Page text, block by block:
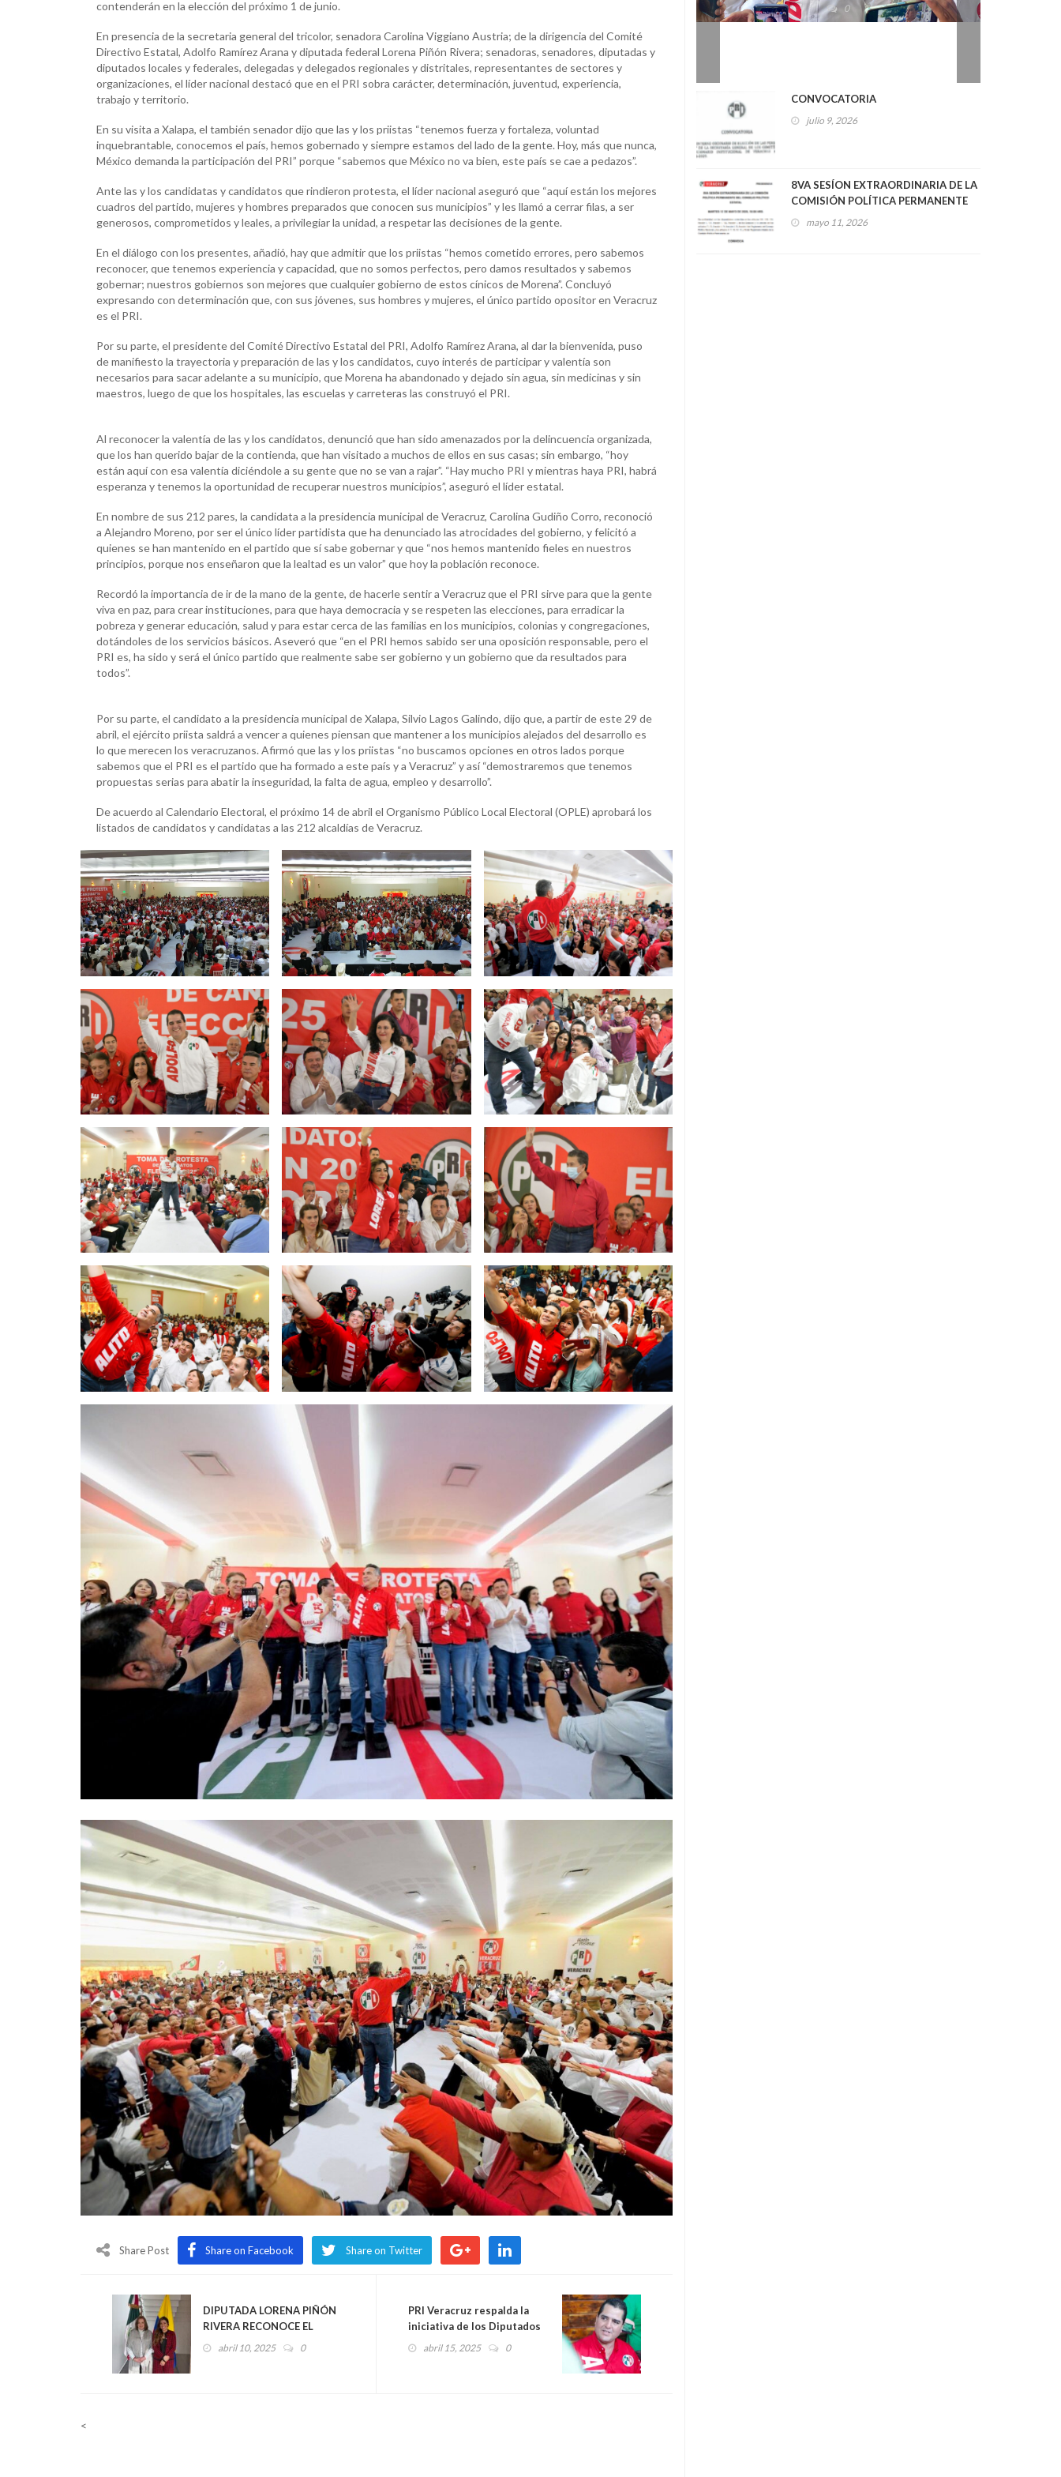
contenderán en la elección del próximo 1 de junio.
En presencia de la secretaria general del tricolor, senadora Carolina Viggiano Austria; de la dirigencia del Comité
Directivo Estatal, Adolfo Ramírez Arana y diputada federal Lorena Piñón Rivera; senadoras, senadores, diputadas y
diputados locales y federales, delegadas y delegados regionales y distritales, representantes de sectores y
organizaciones, el líder nacional destacó que en el PRI sobra carácter, determinación, juventud, experiencia,
trabajo y territorio.
En su visita a Xalapa, el también senador dijo que las y los priistas “tenemos fuerza y fortaleza, voluntad
inquebrantable, conocemos el país, hemos gobernado y siempre estamos del lado de la gente. Hoy, más que nunca,
México demanda la participación del PRI” porque “sabemos que México no va bien, este país se cae a pedazos”.
Ante las y los candidatas y candidatos que rindieron protesta, el líder nacional aseguró que “aquí están los mejores
cuadros del partido, mujeres y hombres preparados que conocen sus municipios” y les llamó a cerrar filas, a ser
generosos, comprometidos y leales, a privilegiar la unidad, a respetar las decisiones de la gente.
En el diálogo con los presentes, añadió, hay que admitir que los priistas “hemos cometido errores, pero sabemos
reconocer, que tenemos experiencia y capacidad, que no somos perfectos, pero damos resultados y sabemos
gobernar; nuestros gobiernos son mejores que cualquier gobierno de estos cínicos de Morena”. Concluyó
expresando con determinación que, con sus jóvenes, sus hombres y mujeres, el único partido opositor en Veracruz
es el PRI.
Por su parte, el presidente del Comité Directivo Estatal del PRI, Adolfo Ramírez Arana, al dar la bienvenida, puso
de manifiesto la trayectoria y preparación de las y los candidatos, cuyo interés de participar y valentía son
necesarios para sacar adelante a su municipio, que Morena ha abandonado y dejado sin agua, sin medicinas y sin
maestros, luego de que los hospitales, las escuelas y carreteras las construyó el PRI.
Al reconocer la valentía de las y los candidatos, denunció que han sido amenazados por la delincuencia organizada,
que los han querido bajar de la contienda, que han visitado a muchos de ellos en sus casas; sin embargo, “hoy
están aquí con esa valentía diciéndole a su gente que no se van a rajar”. “Hay mucho PRI y mientras haya PRI, habrá
esperanza y tenemos la oportunidad de recuperar nuestros municipios”, aseguró el líder estatal.
En nombre de sus 212 pares, la candidata a la presidencia municipal de Veracruz, Carolina Gudiño Corro, reconoció
a Alejandro Moreno, por ser el único líder partidista que ha denunciado las atrocidades del gobierno, y felicitó a
quienes se han mantenido en el partido que sí sabe gobernar y que “nos hemos mantenido fieles en nuestros
principios, porque nos enseñaron que la lealtad es un valor” que hoy la población reconoce.
Recordó la importancia de ir de la mano de la gente, de hacerle sentir a Veracruz que el PRI sirve para que la gente
viva en paz, para crear instituciones, para que haya democracia y se respeten las elecciones, para erradicar la
pobreza y generar educación, salud y para estar cerca de las familias en los municipios, colonias y congregaciones,
dotándoles de los servicios básicos. Aseveró que “en el PRI hemos sabido ser una oposición responsable, pero el
PRI es, ha sido y será el único partido que realmente sabe ser gobierno y un gobierno que da resultados para
todos”.
Por su parte, el candidato a la presidencia municipal de Xalapa, Silvio Lagos Galindo, dijo que, a partir de este 29 de
abril, el ejército priista saldrá a vencer a quienes piensan que mantener a los municipios alejados del desarrollo es
lo que merecen los veracruzanos. Afirmó que las y los priistas “no buscamos opciones en otros lados porque
sabemos que el PRI es el partido que ha formado a este país y a Veracruz” y así “demostraremos que tenemos
propuestas serias para abatir la inseguridad, la falta de agua, empleo y desarrollo”.
De acuerdo al Calendario Electoral, el próximo 14 de abril el Organismo Público Local Electoral (OPLE) aprobará los
listados de candidatos y candidatas a las 212 alcaldías de Veracruz.
Share Post Share on Facebook Share on Twitter
DIPUTADA LORENA PIÑÓN
RIVERA RECONOCE EL
APOYO QUE LA
EMBAJADORA EN
abril 10, 2025 0
PRI Veracruz respalda la
iniciativa de los Diputados
Federales de eliminar el
cobro de casetas durante
abril 15, 2025 0
<
CONVOCATORIA
julio 9, 2026
8VA SESÍON EXTRAORDINARIA DE LA
COMISIÓN POLÍTICA PERMANENTE
DEL CONSEJO POLÍTICO ESTATAL
mayo 11, 2026